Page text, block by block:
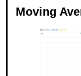
Moving